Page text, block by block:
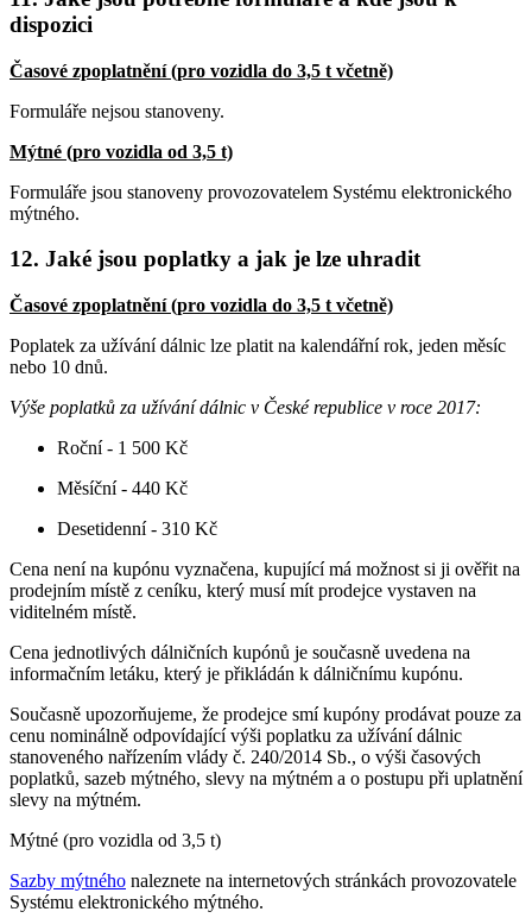
dispozici
Časové zpoplatnění (pro vozidla do 3,5 t včetně)
Formuláře nejsou stanoveny.
Mýtné (pro vozidla od 3,5 t)
Formuláře jsou stanoveny provozovatelem Systému elektronického
mýtného.
12. Jaké jsou poplatky a jak je lze uhradit
Časové zpoplatnění (pro vozidla do 3,5 t včetně)
Poplatek za užívání dálnic lze platit na kalendářní rok, jeden měsíc
nebo 10 dnů.
Výše poplatků za užívání dálnic v České republice v roce 2017:
Roční - 1 500 Kč
Měsíční - 440 Kč
Desetidenní - 310 Kč
Cena není na kupónu vyznačena, kupující má možnost si ji ověřit na
prodejním místě z ceníku, který musí mít prodejce vystaven na
viditelném místě.
Cena jednotlivých dálničních kupónů je současně uvedena na
informačním letáku, který je přikládán k dálničnímu kupónu.
Současně upozorňujeme, že prodejce smí kupóny prodávat pouze za
cenu nominálně odpovídající výši poplatku za užívání dálnic
stanoveného nařízením vlády č. 240/2014 Sb., o výši časových
poplatků, sazeb mýtného, slevy na mýtném a o postupu při uplatnění
slevy na mýtném.
Mýtné (pro vozidla od 3,5 t)
Sazby mýtného naleznete na internetových stránkách provozovatele
Systému elektronického mýtného.